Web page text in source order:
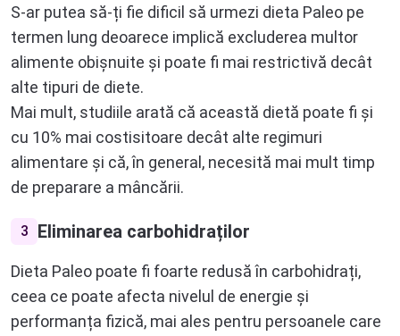
S-ar putea să-ți fie dificil să urmezi dieta Paleo pe
termen lung deoarece implică excluderea multor
alimente obișnuite și poate fi mai restrictivă decât
alte tipuri de diete.
Mai mult, studiile arată că această dietă poate fi și
cu 10% mai costisitoare decât alte regimuri
alimentare și că, în general, necesită mai mult timp
de preparare a mâncării.
3 Eliminarea carbohidraților
Dieta Paleo poate fi foarte redusă în carbohidrați,
ceea ce poate afecta nivelul de energie și
performanța fizică, mai ales pentru persoanele care